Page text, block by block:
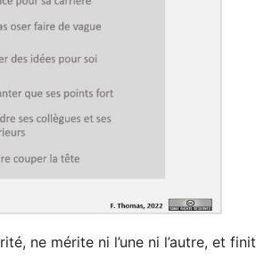
ne mérite ni l’une ni l’autre, et finit